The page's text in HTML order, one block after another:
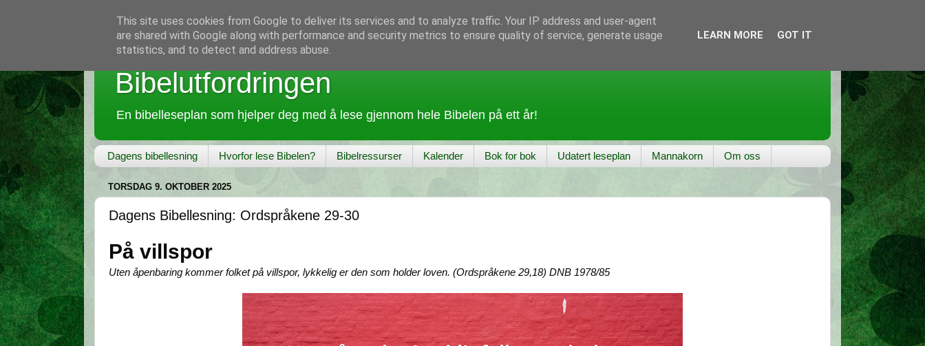
Bibelutfordringen
En bibelleseplan som hjelper deg med å lese gjennom hele Bibelen på ett år!
Dagens bibellesning Hvorfor lese Bibelen? Bibelressurser Kalender Bok for bok Udatert leseplan Mannakorn Om oss
TORSDAG 9. OKTOBER 2025
Dagens Bibellesning: Ordspråkene 29-30
På villspor
Uten åpenbaring kommer folket på villspor, lykkelig er den som holder loven. (Ordspråkene 29,18) DNB 1978/85
This site uses cookies from Google to deliver its services and to analyze traffic. Your IP address and user-agent
are shared with Google along with performance and security metrics to ensure quality of service, generate usage
statistics, and to detect and address abuse.
LEARN MORE GOT IT